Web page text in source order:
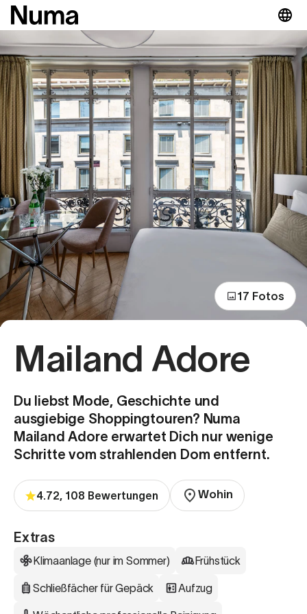
17 Fotos
Mailand Adore
Du liebst Mode, Geschichte und
ausgiebige Shoppingtouren? Numa
Mailand Adore erwartet Dich nur wenige
Schritte vom strahlenden Dom entfernt.
4.72, 108 Bewertungen Wohin
Extras
Klimaanlage (nur im Sommer) Frühstück
Schließfächer für Gepäck Aufzug